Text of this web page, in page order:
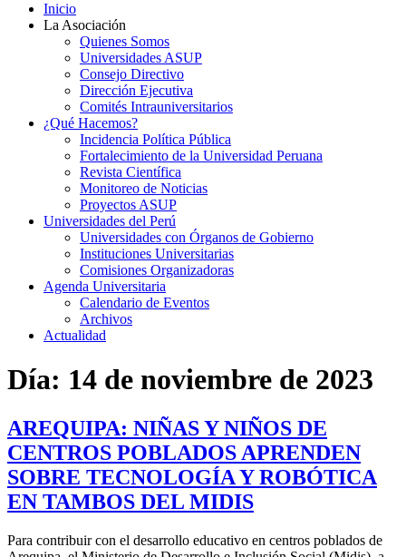
Inicio
La Asociación
Quienes Somos
Universidades ASUP
Consejo Directivo
Dirección Ejecutiva
Comités Intrauniversitarios
¿Qué Hacemos?
Incidencia Política Pública
Fortalecimiento de la Universidad Peruana
Revista Científica
Monitoreo de Noticias
Proyectos ASUP
Universidades del Perú
Universidades con Órganos de Gobierno
Instituciones Universitarias
Comisiones Organizadoras
Agenda Universitaria
Calendario de Eventos
Archivos
Actualidad
Día: 14 de noviembre de 2023
AREQUIPA: NIÑAS Y NIÑOS DE
CENTROS POBLADOS APRENDEN
SOBRE TECNOLOGÍA Y ROBÓTICA
EN TAMBOS DEL MIDIS
Para contribuir con el desarrollo educativo en centros poblados de